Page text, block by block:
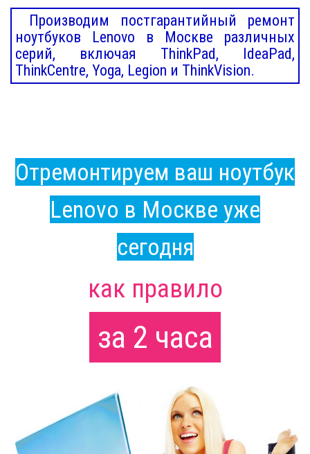
Производим постгарантийный ремонт
ноутбуков Lenovo в Москве различных
серий, включая ThinkPad, IdeaPad,
ThinkCentre, Yoga, Legion и ThinkVision.
Отремонтируем ваш ноутбук
Lenovo в Москве уже
сегодня
как правило
за 2 часа